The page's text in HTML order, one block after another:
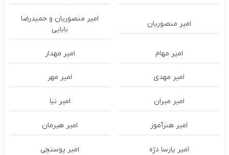
امیر منصوریان
امیر منصوریان و حمیدرضا
بابایی
امیر مهام امیر مهدار
امیر مهدی امیر مهر
امیر میران امیر نیا
امیر هنرآموز امیر هیرمان
امیر پارسا دژه امیر پوستچی